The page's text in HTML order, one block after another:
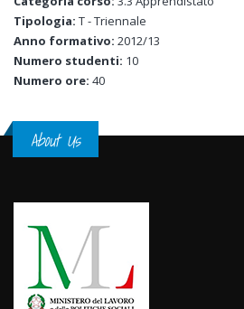
Tipologia: T - Triennale
Anno formativo: 2012/13
Numero studenti: 10
Numero ore: 40
About Us